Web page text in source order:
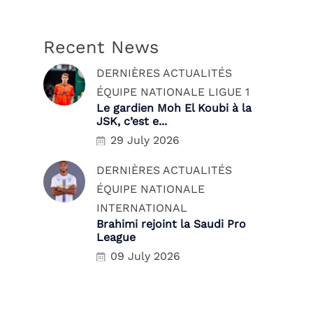
Recent News
DERNIÈRES ACTUALITÉS
ÉQUIPE NATIONALE LIGUE 1
Le gardien Moh El Koubi à la
JSK, c’est e...
29 July 2026
DERNIÈRES ACTUALITÉS
ÉQUIPE NATIONALE
INTERNATIONAL
Brahimi rejoint la Saudi Pro
League
09 July 2026